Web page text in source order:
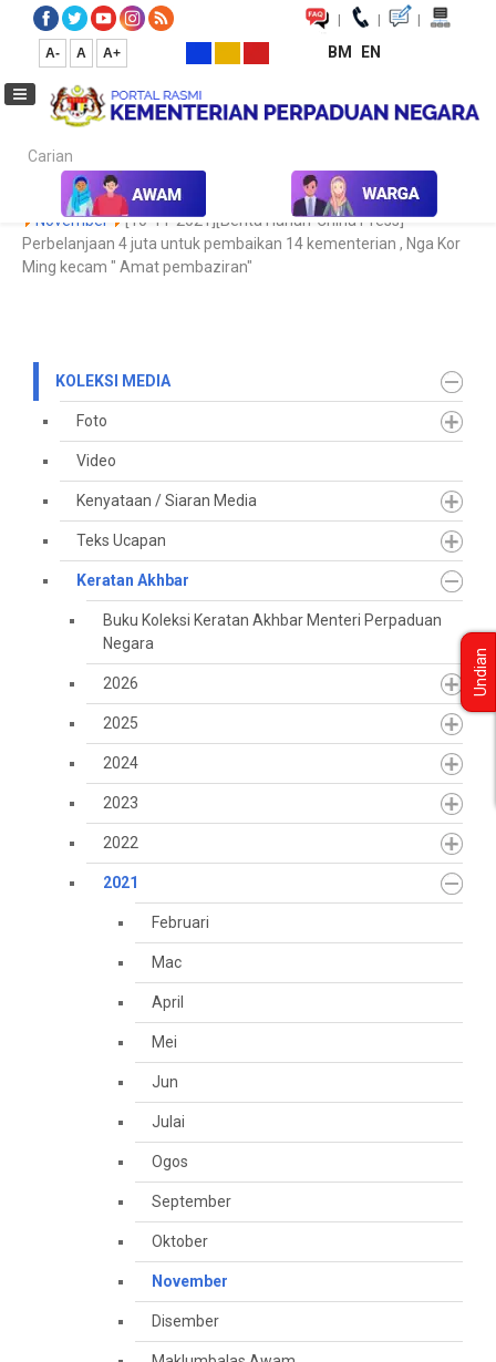
| | |
A- A A+ BM EN
Carian...
Laman Utama Media Koleksi Media Keratan Akhbar
November
[10-11-2021][Berita Harian-China Press]-
Perbelanjaan 4 juta untuk pembaikan 14 kementerian , Nga Kor
Ming kecam " Amat pembaziran"
KOLEKSI MEDIA
Foto
Video
Kenyataan / Siaran Media
Teks Ucapan
Keratan Akhbar
Buku Koleksi Keratan Akhbar Menteri Perpaduan
Negara
2026
2025
2024
2023
2022
2021
Februari
Mac
April
Mei
Jun
Julai
Ogos
September
Oktober
November
Disember
Undian